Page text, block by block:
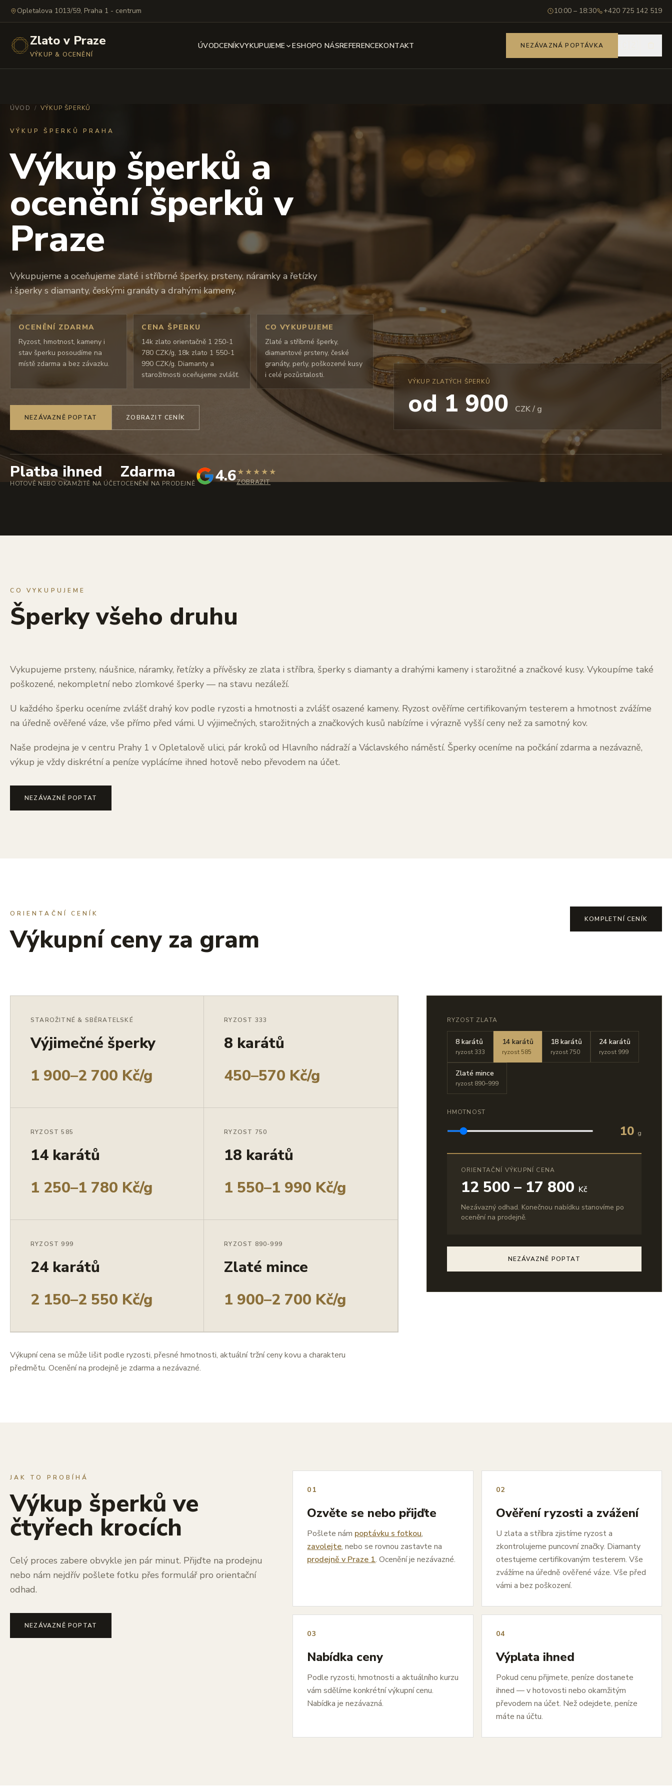
Opletalova 1013/59, Praha 1 - centrum 10:00 – 18:30 +420 725 142 519
Zlato v Praze
VÝKUP & OCENĚNÍ
ÚVODCENÍKVYKUPUJEME ESHOPO NÁSREFERENCEKONTAKT NEZÁVAZNÁ POPTÁVKA
ÚVOD / VÝKUP ŠPERKŮ
VÝKUP ŠPERKŮ PRAHA
Výkup šperků a
ocenění šperků v
Praze
Vykupujeme a oceňujeme zlaté i stříbrné šperky, prsteny, náramky a řetízky
i šperky s diamanty, českými granáty a drahými kameny.
OCENĚNÍ ZDARMA
Ryzost, hmotnost, kameny i
stav šperku posoudíme na
místě zdarma a bez závazku.
CENA ŠPERKU
14k zlato orientačně 1 250-1
780 CZK/g, 18k zlato 1 550-1
990 CZK/g. Diamanty a
starožitnosti oceňujeme zvlášť.
CO VYKUPUJEME
Zlaté a stříbrné šperky,
diamantové prsteny, české
granáty, perly, poškozené kusy
i celé pozůstalosti.
NEZÁVAZNĚ POPTAT ZOBRAZIT CENÍK
VÝKUP ZLATÝCH ŠPERKŮ
od 1 900 CZK / g
Platba ihned
HOTOVĚ NEBO OKAMŽITĚ NA ÚČET
Zdarma
OCENĚNÍ NA PRODEJNĚ 4.6★ ★ ★★★
ZOBRAZIT
CO VYKUPUJEME
Šperky všeho druhu
Vykupujeme prsteny, náušnice, náramky, řetízky a přívěsky ze zlata i stříbra, šperky s diamanty a drahými kameny i starožitné a značkové kusy. Vykoupíme také
poškozené, nekompletní nebo zlomkové šperky — na stavu nezáleží.
U každého šperku oceníme zvlášť drahý kov podle ryzosti a hmotnosti a zvlášť osazené kameny. Ryzost ověříme certifikovaným testerem a hmotnost zvážíme
na úředně ověřené váze, vše přímo před vámi. U výjimečných, starožitných a značkových kusů nabízíme i výrazně vyšší ceny než za samotný kov.
Naše prodejna je v centru Prahy 1 v Opletalově ulici, pár kroků od Hlavního nádraží a Václavského náměstí. Šperky oceníme na počkání zdarma a nezávazně,
výkup je vždy diskrétní a peníze vyplácíme ihned hotově nebo převodem na účet.
NEZÁVAZNĚ POPTAT
ORIENTAČNÍ CENÍK
Výkupní ceny za gram
KOMPLETNÍ CENÍK
STAROŽITNÉ & SBĚRATELSKÉ
Výjimečné šperky
1 900–2 700 Kč/g
RYZOST 333
8 karátů
450–570 Kč/g
RYZOST 585
14 karátů
1 250–1 780 Kč/g
RYZOST 750
18 karátů
1 550–1 990 Kč/g
RYZOST 999
24 karátů
2 150–2 550 Kč/g
RYZOST 890-999
Zlaté mince
1 900–2 700 Kč/g
Výkupní cena se může lišit podle ryzosti, přesné hmotnosti, aktuální tržní ceny kovu a charakteru
předmětu. Ocenění na prodejně je zdarma a nezávazné.
RYZOST ZLATA
8 karátů
ryzost 333
14 karátů
ryzost 585
18 karátů
ryzost 750
24 karátů
ryzost 999
Zlaté mince
ryzost 890–999
HMOTNOST
10 g
ORIENTAČNÍ VÝKUPNÍ CENA
12 500 – 17 800 Kč
Nezávazný odhad. Konečnou nabídku stanovíme po
ocenění na prodejně.
NEZÁVAZNĚ POPTAT
JAK TO PROBÍHÁ
Výkup šperků ve
čtyřech krocích
Celý proces zabere obvykle jen pár minut. Přijďte na prodejnu
nebo nám nejdřív pošlete fotku přes formulář pro orientační
odhad.
NEZÁVAZNĚ POPTAT
01
Ozvěte se nebo přijďte
Pošlete nám poptávku s fotkou,
zavolejte, nebo se rovnou zastavte na
prodejně v Praze 1. Ocenění je nezávazné.
02
Ověření ryzosti a zvážení
U zlata a stříbra zjistíme ryzost a
zkontrolujeme puncovní značky. Diamanty
otestujeme certifikovaným testerem. Vše
zvážíme na úředně ověřené váze. Vše před
vámi a bez poškození.
03
Nabídka ceny
Podle ryzosti, hmotnosti a aktuálního kurzu
vám sdělíme konkrétní výkupní cenu.
Nabídka je nezávazná.
04
Výplata ihned
Pokud cenu přijmete, peníze dostanete
ihned — v hotovosti nebo okamžitým
převodem na účet. Než odejdete, peníze
máte na účtu.